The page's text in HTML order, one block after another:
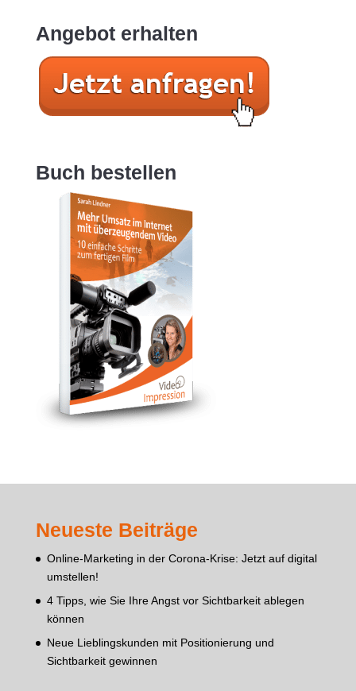
Angebot erhalten
Buch bestellen
Neueste Beiträge
Online-Marketing in der Corona-Krise: Jetzt auf digital
umstellen!
4 Tipps, wie Sie Ihre Angst vor Sichtbarkeit ablegen
können
Neue Lieblingskunden mit Positionierung und
Sichtbarkeit gewinnen